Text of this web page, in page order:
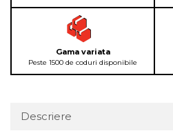
Gama variata
Peste 1500 de coduri disponibile
Descriere